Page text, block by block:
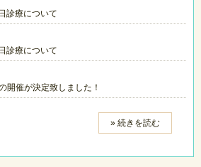
診療について
診療について
開催が決定致しました！
» 続きを読む